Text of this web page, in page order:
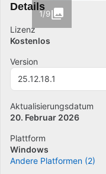
1/9
Details
Lizenz
Kostenlos
Version
25.12.18.1
Aktualisierungsdatum
20. Februar 2026
Plattform
Windows
Andere Platformen (2)